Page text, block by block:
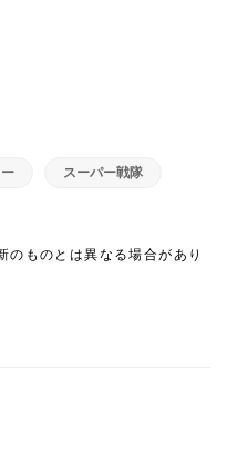
スーパー戦隊
ものとは異なる場合があり